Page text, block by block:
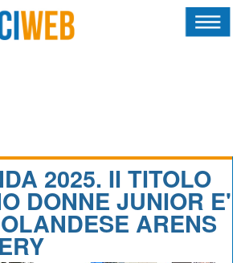
2025. II TITOLO
DONNE JUNIOR E'
ARENS